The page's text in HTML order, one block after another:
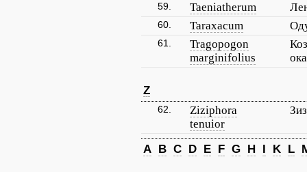
59. Taeniatherum
60. Taraxacum
61.
Tragopogon
marginifolius
Z
62.
Ziziphora
tenuior
A B C D E F G H I K L